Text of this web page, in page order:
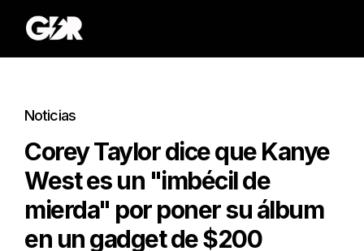
Noticias
Corey Taylor dice que Kanye
West es un "imbécil de
mierda" por poner su álbum
en un gadget de $200